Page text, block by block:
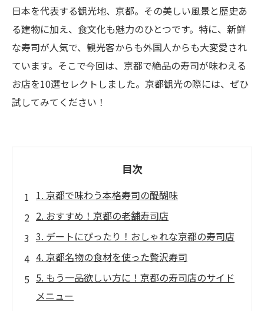
日本を代表する観光地、京都。その美しい風景と歴史あ
る建物に加え、食文化も魅力のひとつです。特に、新鮮
な寿司が人気で、観光客からも外国人からも大変愛され
ています。そこで今回は、京都で絶品の寿司が味わえる
お店を10選セレクトしました。京都観光の際には、ぜひ
試してみてください！
目次
1. 京都で味わう本格寿司の醍醐味
2. おすすめ！京都の老舗寿司店
3. デートにぴったり！おしゃれな京都の寿司店
4. 京都名物の食材を使った贅沢寿司
5. もう一品欲しい方に！京都の寿司店のサイド
メニュー